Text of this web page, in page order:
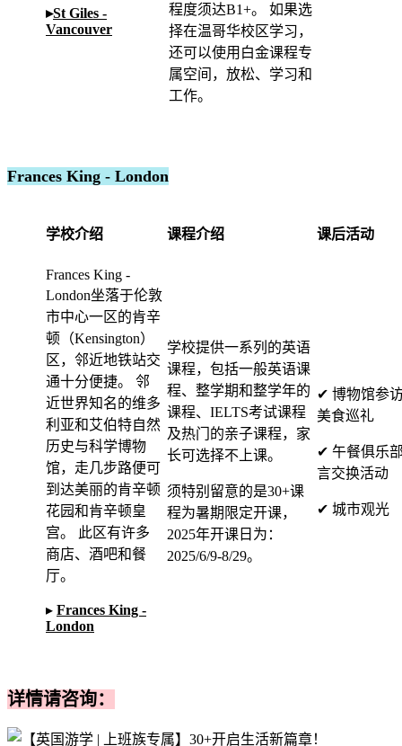
▸St Giles -
Vancouver
程度须达B1+。 如果选
择在温哥华校区学习，
还可以使用白金课程专
属空间，放松、学习和
工作。
Frances King - London
学校介绍 课程介绍 课后活动
Frances King -
London坐落于伦敦
市中心一区的肯辛
顿（Kensington）
区，邻近地铁站交
通十分便捷。 邻
近世界知名的维多
利亚和艾伯特自然
历史与科学博物
馆，走几步路便可
到达美丽的肯辛顿
花园和肯辛顿皇
宫。 此区有许多
商店、酒吧和餐
厅。
▸ Frances King -
London
学校提供一系列的英语
课程，包括一般英语课
程、整学期和整学年的
课程、IELTS考试课程
及热门的亲子课程，家
长可选择不上课。
须特别留意的是30+课
程为暑期限定开课，
2025年开课日为：
2025/6/9-8/29。
✔ 博物馆参
美食巡礼
✔ 午餐俱乐
言交换活动
✔ 城市观光
详情请咨询：